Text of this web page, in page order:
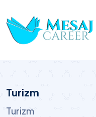
Turizm
Turizm